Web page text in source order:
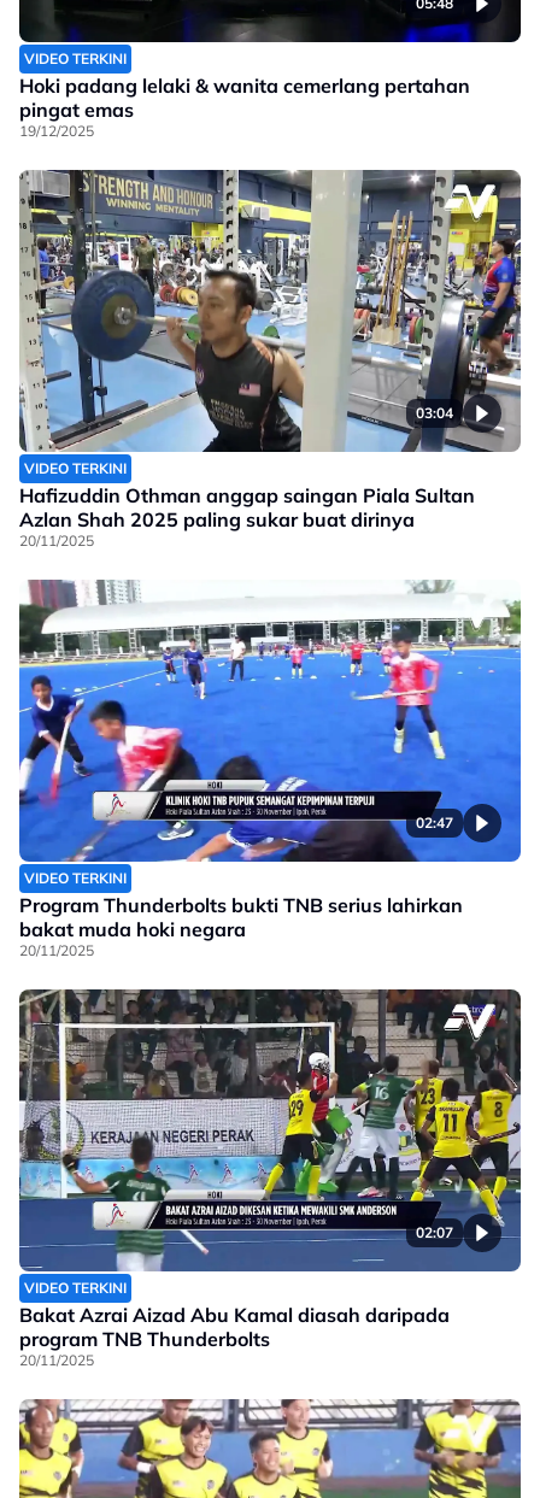
VIDEO TERKINI
Hoki padang lelaki & wanita cemerlang pertahan
pingat emas
19/12/2025
03:04
VIDEO TERKINI
Hafizuddin Othman anggap saingan Piala Sultan
Azlan Shah 2025 paling sukar buat dirinya
20/11/2025
02:47
VIDEO TERKINI
Program Thunderbolts bukti TNB serius lahirkan
bakat muda hoki negara
20/11/2025
02:07
VIDEO TERKINI
Bakat Azrai Aizad Abu Kamal diasah daripada
program TNB Thunderbolts
20/11/2025